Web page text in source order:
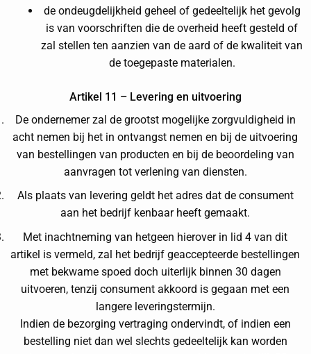
de ondeugdelijkheid geheel of gedeeltelijk het gevolg
is van voorschriften die de overheid heeft gesteld of
zal stellen ten aanzien van de aard of de kwaliteit van
de toegepaste materialen.
Artikel 11 – Levering en uitvoering
De ondernemer zal de grootst mogelijke zorgvuldigheid in
acht nemen bij het in ontvangst nemen en bij de uitvoering
van bestellingen van producten en bij de beoordeling van
aanvragen tot verlening van diensten.
Als plaats van levering geldt het adres dat de consument
aan het bedrijf kenbaar heeft gemaakt.
Met inachtneming van hetgeen hierover in lid 4 van dit
artikel is vermeld, zal het bedrijf geaccepteerde bestellingen
met bekwame spoed doch uiterlijk binnen 30 dagen
uitvoeren, tenzij consument akkoord is gegaan met een
langere leveringstermijn.
Indien de bezorging vertraging ondervindt, of indien een
bestelling niet dan wel slechts gedeeltelijk kan worden